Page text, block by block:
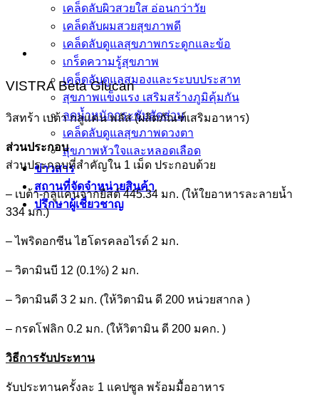
เคล็ดลับผิวสวยใส อ่อนกว่าวัย
เคล็ดลับผมสวยสุขภาพดี
เคล็ดลับดูแลสุขภาพกระดูกและข้อ
เกร็ดความรู้สุขภาพ
เคล็ดลับดูแลสมองและระบบประสาท
สุขภาพแข็งแรง เสริมสร้างภูมิคุ้มกัน
ลดน้ำหนักกระชับสัดส่วน
เคล็ดลับดูแลสุขภาพดวงตา
สุขภาพหัวใจและหลอดเลือด
ข่าวสาร
สถานที่จัดจำหน่ายสินค้า
ปรึกษาผู้เชี่ยวชาญ
VISTRA Beta Glucan
วิสทร้า เบต้า กลูแคน พลัส (ผลิตภัณฑ์เสริมอาหาร)
ส่วนประกอบ
ส่วนประกอบที่สำคัญใน 1 เม็ด ประกอบด้วย
– เบต้า-กลูแคนจากยีสต์ 445.34 มก. (ให้ใยอาหารละลายน้ำ
334 มก.)
– ไพริดอกซีน ไฮโดรคลอไรด์ 2 มก.
– วิตามินบี 12 (0.1%) 2 มก.
– วิตามินดี 3 2 มก. (ให้วิตามิน ดี 200 หน่วยสากล )
– กรดโฟลิก 0.2 มก. (ให้วิตามิน ดี 200 มคก. )
วิธีการรับประทาน
รับประทานครั้งละ 1 แคปซูล พร้อมมื้ออาหาร